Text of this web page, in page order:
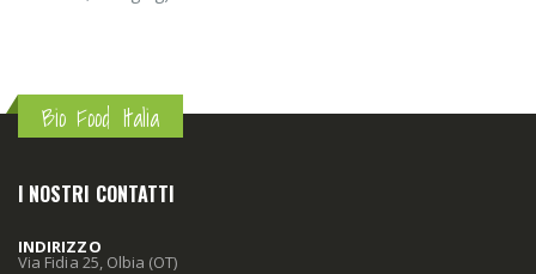
Bio Food Italia
I NOSTRI CONTATTI
INDIRIZZO
Via Fidia 25, Olbia (OT)